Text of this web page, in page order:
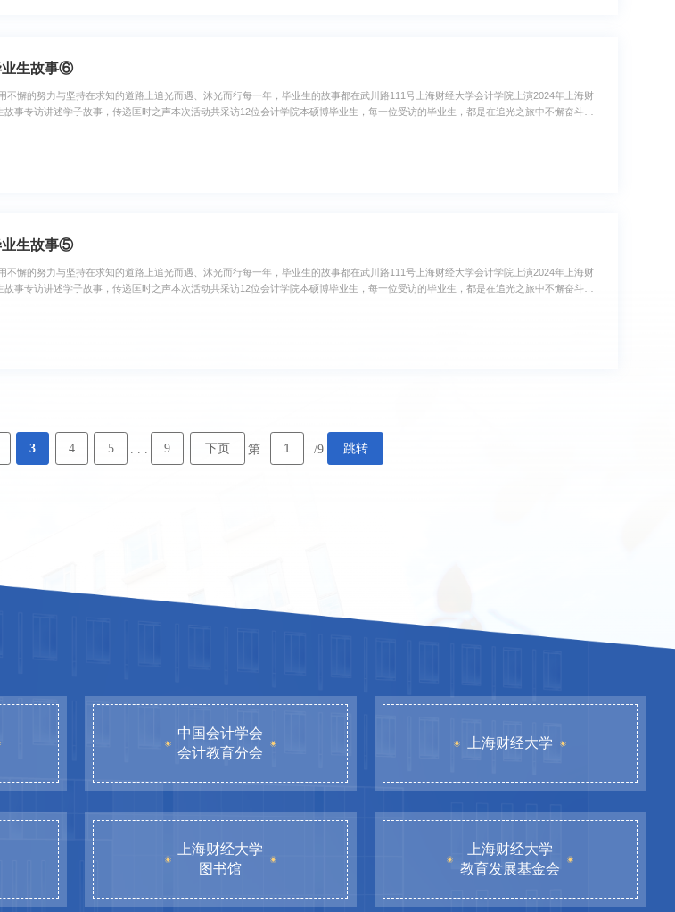
业生故事⑥
懈的努力与坚持在求知的道路上追光而遇、沐光而行每一年，毕业生的故事都在武川路111号上海财经大学会计学院上演2024年上海财
事专访讲述学子故事，传递匡时之声本次活动共采访12位会计学院本硕博毕业生，每一位受访的毕业生，都是在追光之旅中不懈奋斗的
业生故事⑤
懈的努力与坚持在求知的道路上追光而遇、沐光而行每一年，毕业生的故事都在武川路111号上海财经大学会计学院上演2024年上海财
事专访讲述学子故事，传递匡时之声本次活动共采访12位会计学院本硕博毕业生，每一位受访的毕业生，都是在追光之旅中不懈奋斗的
3 4 5 9 下页 第 /9 跳转
中国会计学会
会计教育分会
上海财经大学
上海财经大学
图书馆
上海财经大学
教育发展基金会